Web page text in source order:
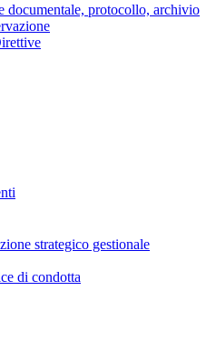
documentale, protocollo, archivio
strategico gestionale
di condotta